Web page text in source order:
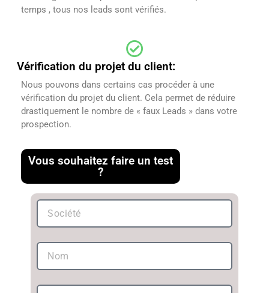
temps , tous nos leads sont vérifiés.
Vérification du projet du client:
Nous pouvons dans certains cas procéder à une
vérification du projet du client. Cela permet de réduire
drastiquement le nombre de « faux Leads » dans votre
prospection.
Vous souhaitez faire un test
?